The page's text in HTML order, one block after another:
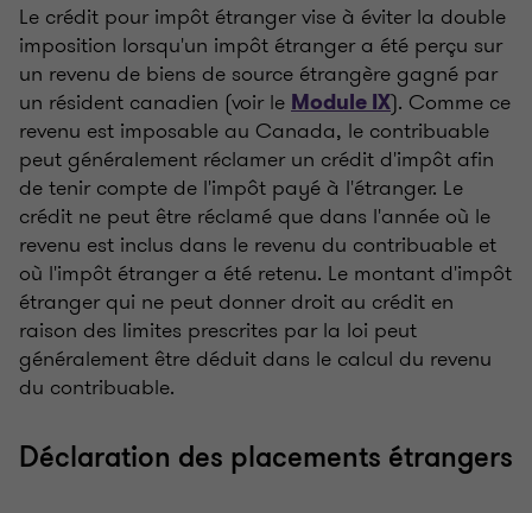
Le crédit pour impôt étranger vise à éviter la double
imposition lorsqu'un impôt étranger a été perçu sur
un revenu de biens de source étrangère gagné par
un résident canadien (voir le Module IX). Comme ce
revenu est imposable au Canada, le contribuable
peut généralement réclamer un crédit d'impôt afin
de tenir compte de l'impôt payé à l'étranger. Le
crédit ne peut être réclamé que dans l'année où le
revenu est inclus dans le revenu du contribuable et
où l'impôt étranger a été retenu. Le montant d'impôt
étranger qui ne peut donner droit au crédit en
raison des limites prescrites par la loi peut
généralement être déduit dans le calcul du revenu
du contribuable.
Déclaration des placements étrangers